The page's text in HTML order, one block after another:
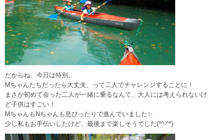
だからね、今日は特別。
Mちゃんたちだったら大丈夫、って二人でチャレンジすることに！
まさか初めて会った二人が一緒に乗るなんて、大人には考えられないけ
ど子供はすごい！
MちゃんもNちゃんも息ぴったりで進んでいました✨
少し私もお手伝いしたけど、最後まで楽しそうでした(*^-^*)